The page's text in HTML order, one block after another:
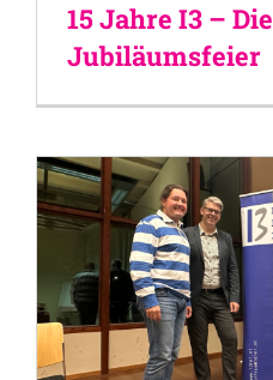
15 Jahre I3 – Die
Jubiläumsfeier